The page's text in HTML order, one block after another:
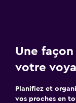
Une
votre
Planifiez et
vos proches en